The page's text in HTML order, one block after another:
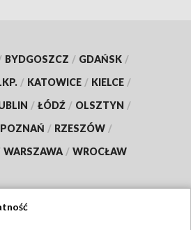
BYDGOSZCZ / GDAŃSK /
/ KATOWICE / KIELCE /
/ ŁÓDŹ / OLSZTYN /
POZNAŃ / RZESZÓW /
WARSZAWA / WROCŁAW